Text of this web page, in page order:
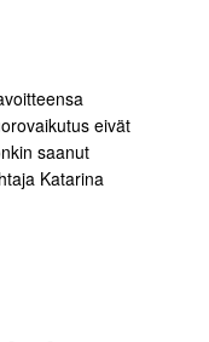
eivät
saanut
Katarina